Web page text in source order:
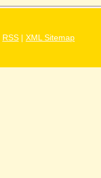
RSS | XML Sitemap